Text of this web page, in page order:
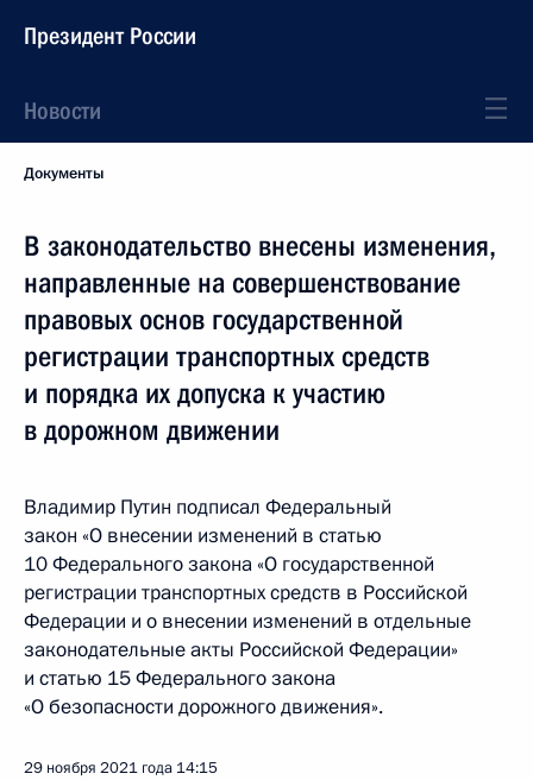
Президент России
Новости
Документы
В законодательство внесены изменения,
направленные на совершенствование
правовых основ государственной
регистрации транспортных средств
и порядка их допуска к участию
в дорожном движении
Владимир Путин подписал Федеральный
закон «О внесении изменений в статью
10 Федерального закона «О государственной
регистрации транспортных средств в Российской
Федерации и о внесении изменений в отдельные
законодательные акты Российской Федерации»
и статью 15 Федерального закона
«О безопасности дорожного движения».
29 ноября 2021 года 14:15